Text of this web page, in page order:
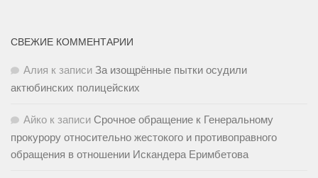
СВЕЖИЕ КОММЕНТАРИИ
Алия к записи За изощрённые пытки осудили
актюбинских полицейских
Айко к записи Срочное обращение к Генеральному
прокурору относительно жестокого и противоправного
обращения в отношении Искандера Еримбетова